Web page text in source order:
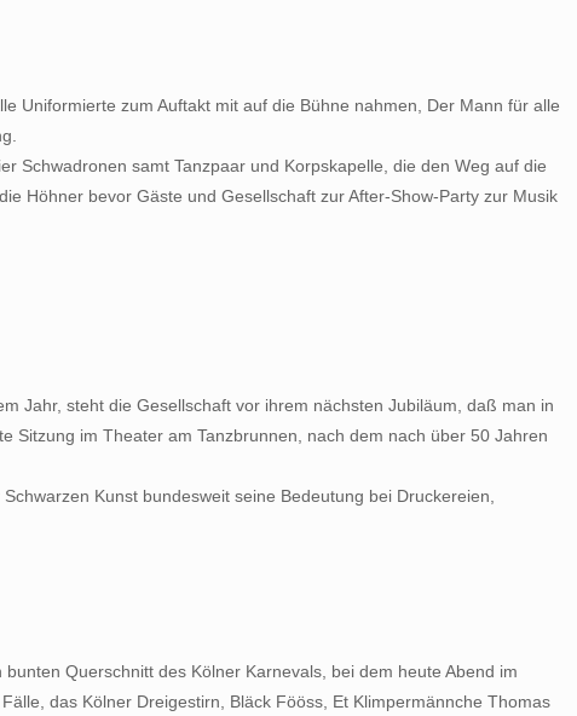
zum Auftakt mit auf die Bühne nahmen, Der Mann für alle
Schwadronen samt Tanzpaar und Korpskapelle, die den Weg auf die
Höhner bevor Gäste und Gesellschaft zur After-Show-Party zur Musik
Jahr, steht die Gesellschaft vor ihrem nächsten Jubiläum, daß man in
Sitzung im Theater am Tanzbrunnen, nach dem nach über 50 Jahren
Kunst bundesweit seine Bedeutung bei Druckereien,
Querschnitt des Kölner Karnevals, bei dem heute Abend im
das Kölner Dreigestirn, Bläck Fööss, Et Klimpermännche Thomas